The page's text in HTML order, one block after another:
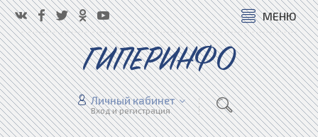
МЕНЮ
ГИПЕРИНФО
Личный кабинет
Вход и регистрация